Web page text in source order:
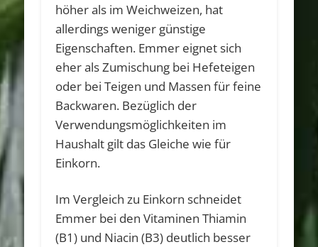
höher als im Weichweizen, hat
allerdings weniger günstige
Eigenschaften. Emmer eignet sich
eher als Zumischung bei Hefeteigen
oder bei Teigen und Massen für feine
Backwaren. Bezüglich der
Verwendungsmöglichkeiten im
Haushalt gilt das Gleiche wie für
Einkorn.
Im Vergleich zu Einkorn schneidet
Emmer bei den Vitaminen Thiamin
(B1) und Niacin (B3) deutlich besser